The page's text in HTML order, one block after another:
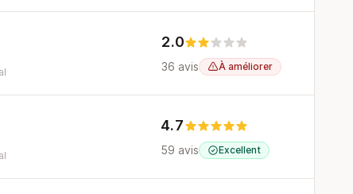
2.0
36 avis À améliorer
4.7
59 avis Excellent